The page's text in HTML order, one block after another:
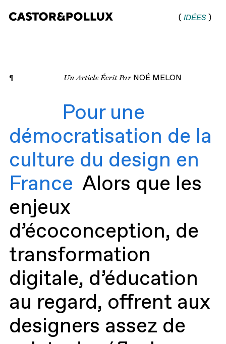
Castor & Pollux |
digitale
(IDÉES )
¶ Un Article Écrit Par NOÉ MELON
Pour une
démocratisation de la
culture du design en
France Alors que les
enjeux
d’écoconception, de
transformation
digitale, d’éducation
au regard, offrent aux
designers assez de